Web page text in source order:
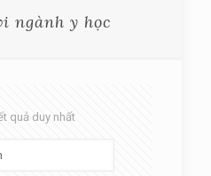
ngành y học
quả duy nhất